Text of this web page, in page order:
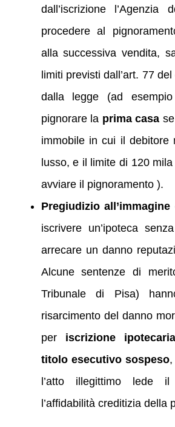
dall’iscrizione l’Agenzia
procedere al
alla successiva vendita,
limiti previsti dall’art. 77
dalla legge (ad esempio
pignorare la prima casa
immobile in cui il debitore
lusso, e il limite di 120
avviare il pignoramento ).
Pregiudizio
iscrivere un’ipoteca
arrecare un danno
Alcune sentenze di
Tribunale di Pisa)
risarcimento del danno
per iscrizione
titolo esecutivo sospeso,
l’atto illegittimo lede
l’affidabilità creditizia della